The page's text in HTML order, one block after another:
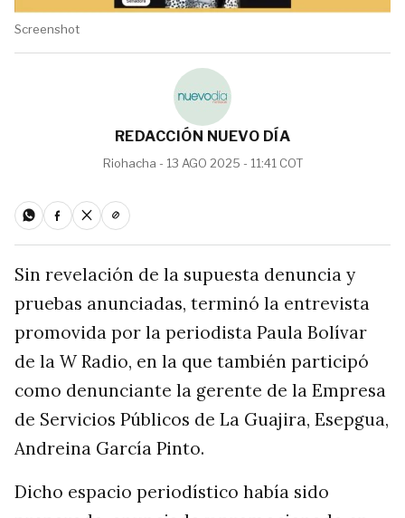
Screenshot
REDACCIÓN NUEVO DÍA
Riohacha - 13 AGO 2025 - 11:41 COT
Sin revelación de la supuesta denuncia y
pruebas anunciadas, terminó la entrevista
promovida por la periodista Paula Bolívar
de la W Radio, en la que también participó
como denunciante la gerente de la Empresa
de Servicios Públicos de La Guajira, Esepgua,
Andreina García Pinto.
Dicho espacio periodístico había sido